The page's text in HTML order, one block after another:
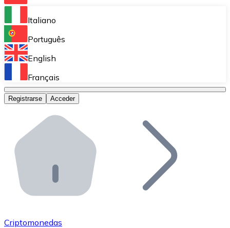
Bitnovo Ramp
Integra nuestra solución en tu plataforma.
Bitnovo Giftcards
Bitnovo OTC
Bitnovo ATM
Integra un ATM Bitnovo en tu negocio y permite que
Bitnovo API
Integra nuestra API en tu ecosistema.
Únete a nuestra red de distribuidores.
Italiano
Português
English
Français
Registrarse Acceder
Criptomonedas